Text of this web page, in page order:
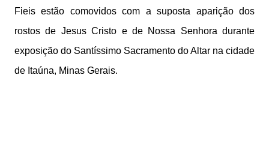
Fieis estão comovidos com a suposta aparição dos
rostos de Jesus Cristo e de Nossa Senhora durante
exposição do Santíssimo Sacramento do Altar na cidade
de Itaúna, Minas Gerais.